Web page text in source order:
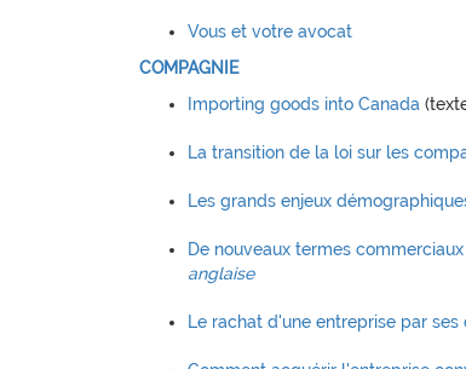
Vous et votre avocat
COMPAGNIE
Importing goods into Canada
La transition de la loi sur les
Les grands enjeux
De nouveaux termes
anglaise
Le rachat d'une entreprise par